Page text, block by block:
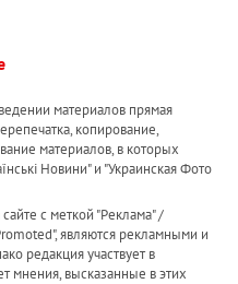
материалов прямая
копирование,
материалов, в которых
Новини" и "Украинская Фото
с меткой "Реклама" /
являются рекламными и
редакция участвует в
мнения, высказанные в этих